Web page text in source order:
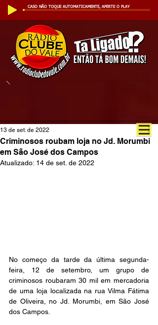
CASO NÃO TOQUE AUTOMATICAMENTE, APERTE O PLAY
Criminosos roubam loja no Jd. Morumbi
em São José dos Campos
13 de set. de 2022
Atualizado: 14 de set. de 2022
No começo da tarde da última segunda-
feira, 12 de setembro, um grupo de
criminosos roubaram 30 mil em mercadoria
de uma loja localizada na rua Vilma Fátima
de Oliveira, no Jd. Morumbi, em São José
dos Campos.